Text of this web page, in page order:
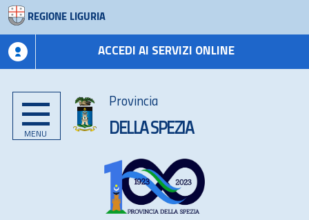
REGIONE LIGURIA
ACCEDI AI SERVIZI ONLINE
MENU
Provincia
DELLA SPEZIA